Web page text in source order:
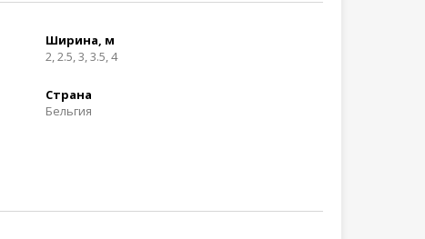
Ширина, м
2, 2.5, 3, 3.5, 4
Страна
Бельгия